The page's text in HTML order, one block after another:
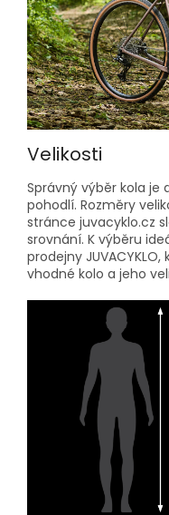
Velikosti
Správný výběr kola je
pohodlí. Rozměry
stránce juvacyklo.cz
srovnání. K výběru
prodejny
vhodné kolo a jeho